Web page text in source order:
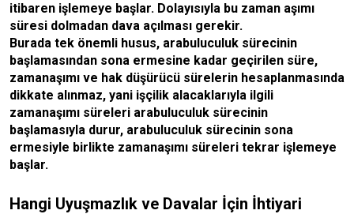
itibaren işlemeye başlar. Dolayısıyla bu zaman aşımı
süresi dolmadan dava açılması gerekir.
Burada tek önemli husus, arabuluculuk sürecinin
başlamasından sona ermesine kadar geçirilen süre,
zamanaşımı ve hak düşürücü sürelerin hesaplanmasında
dikkate alınmaz, yani işçilik alacaklarıyla ilgili
zamanaşımı süreleri arabuluculuk sürecinin
başlamasıyla durur, arabuluculuk sürecinin sona
ermesiyle birlikte zamanaşımı süreleri tekrar işlemeye
başlar.
Hangi Uyuşmazlık ve Davalar İçin İhtiyari